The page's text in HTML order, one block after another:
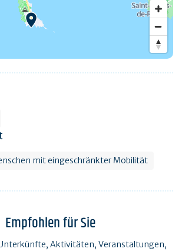
mit eingeschränkter Mobilität
Empfohlen für Sie
Aktivitäten, Veranstaltungen,